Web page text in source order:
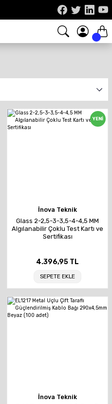
İnova Teknik
Glass 2-2,5-3-3,5-4-4,5 MM
Algılanabilir Çoklu Test Kartı ve
Sertifikası
4.396,95 TL
SEPETE EKLE
YENİ
İnova Teknik